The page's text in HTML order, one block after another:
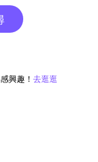
興趣！ 去逛逛